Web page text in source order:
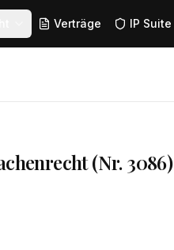
Verträge IP Suite
(Nr. 3086)